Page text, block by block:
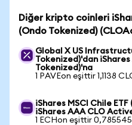
Diğer kripto coinleri
(Ondo Tokenized)
Global X US
Tokenized)'dan
Tokenized)'na
1 PAVEon eşittir 1,1138
iShares MSCI Chile
iShares AAA CLO
1 ECHon eşittir